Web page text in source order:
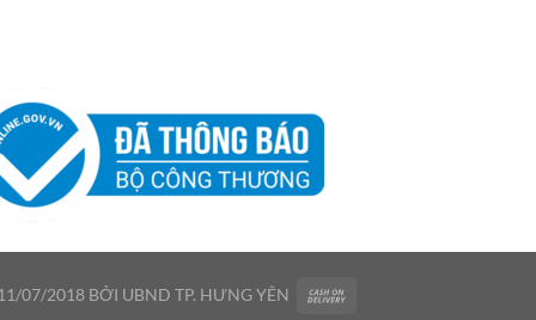
07/2018 BỞI UBND TP. HƯNG YÊN